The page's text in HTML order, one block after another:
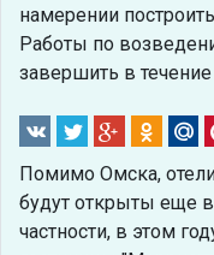
намерении
Работы по
завершить в
Помимо Омска,
будут открыты еще
частности, в этом